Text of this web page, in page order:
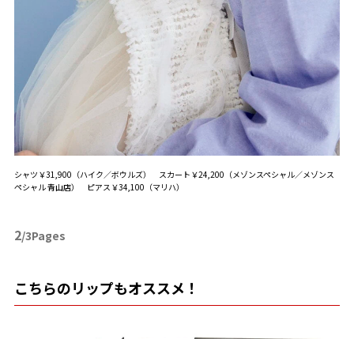
シャツ￥31,900（ハイク／ボウルズ） スカート￥24,200（メゾンスペシャル／メゾンス
ペシャル 青山店） ピアス￥34,100（マリハ）
2/3Pages
こちらのリップもオススメ！